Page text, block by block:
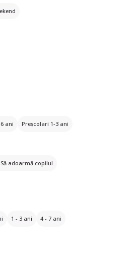
ani Preșcolari 1-3 ani
Să adoarmă copilul
1 - 3 ani 4 - 7 ani